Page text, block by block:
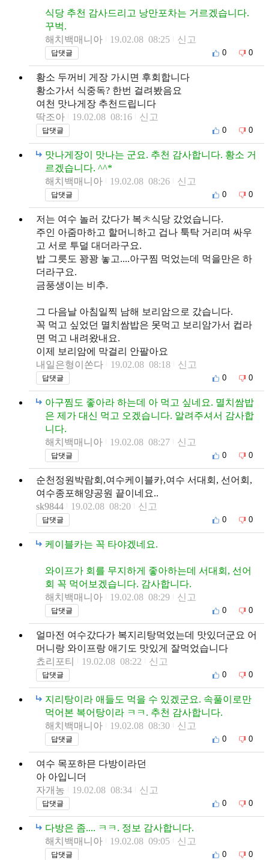
식당 추천 감사드리고 낭만포차는 거르겠습니다.
꾸벅.
해치백매니아
19.02.08 08:25 신고
답댓글 0 0
황소 두꺼비 게장 가시면 후회합니다
황소가서 식중독? 한번 걸려봤음요
여천 맛나게장 추천드립니다
딱조아
19.02.08 08:16 신고
답댓글 0 0
맛나게장이 맛나는 군요. 추천 감사합니다. 황소 거
르겠습니다. ^^*
해치백매니아
19.02.08 08:26 신고
답댓글 0 0
저는 여수 놀러 갔다가 복ㅊ식당 갔었습니다.
주인 아줌마하고 할머니하고 겁나 툭탁 거리며 싸우
고 서로 투덜 대더라구요.
밥 그릇도 꽝꽝 놓고....아구찜 먹었는데 먹을만은 하
더라구요.
금풍생이는 비추.
그 다음날 아침일찍 남해 보리암으로 갔습니다.
꼭 먹고 싶었던 멸치쌈밥은 못먹고 보리암가서 컵라
면 먹고 내려왔내요.
이제 보리암에 막걸리 안팔아요
내일은형이쏜다
19.02.08 08:18 신고
답댓글 0 0
아구찜도 좋아라 하는데 아 먹고 싶네요. 멸치쌈밥
은 제가 대신 먹고 오겠습니다. 알려주셔서 감사합
니다.
해치백매니아
19.02.08 08:27 신고
답댓글 0 0
순천정원박람회,여수케이블카,여수 서대회, 선어회,
여수종포해양공원 끝이네요..
sk9844
19.02.08 08:20 신고
답댓글 0 0
케이블카는 꼭 타야겠네요.
와이프가 회를 무지하게 좋아하는데 서대회, 선어
회 꼭 먹어보겠습니다. 감사합니다.
해치백매니아
19.02.08 08:29 신고
답댓글 0 0
얼마전 여수갔다가 복지리탕먹었는데 맛있더군요 어
머니랑 와이프랑 애기도 맛있게 잘먹었습니다
쵸리포티
19.02.08 08:22 신고
답댓글 0 0
지리탕이라 애들도 먹을 수 있겠군요. 속풀이로만
먹어본 복어탕이라 ㅋㅋ. 추천 감사합니다.
해치백매니아
19.02.08 08:30 신고
답댓글 0 0
여수 목포하믄 다방이라던
아 아입니더
자개농
19.02.08 08:34 신고
답댓글 0 0
다방은 좀.... ㅋㅋ. 정보 감사합니다.
해치백매니아
19.02.08 09:05 신고
답댓글 0 0